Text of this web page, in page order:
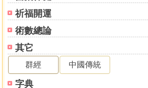
祈福開運
術數總論
其它
群經 中國傳統
字典
告遷祔祭
時祭儀禮
封贈告祖
拜懺設齋
年節故事
祀神禮儀
弔輓對聯